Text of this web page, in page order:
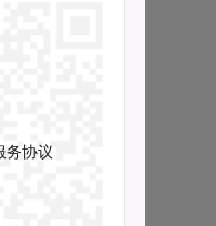
务协议